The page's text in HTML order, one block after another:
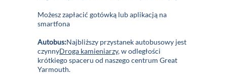
Możesz zapłacić gotówką lub aplikacją na
smartfona
Autobus:Najbliższy przystanek autobusowy jest
czynnyDroga kamieniarzy, w odległości
krótkiego spaceru od naszego centrum Great
Yarmouth.